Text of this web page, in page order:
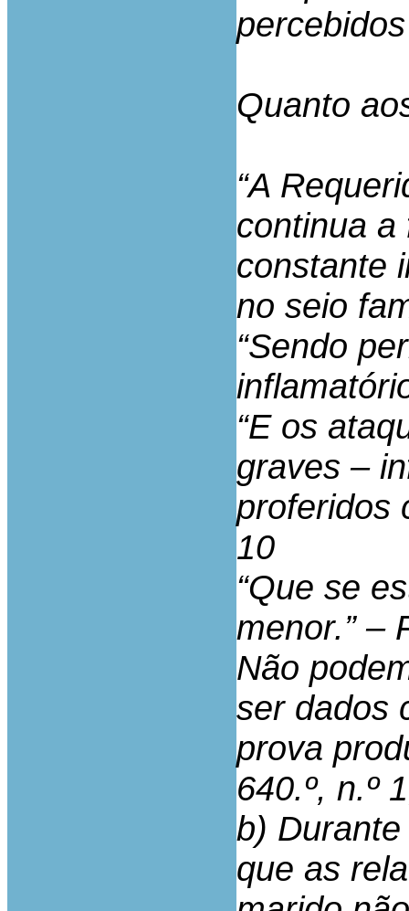
Quanto
“A
continua a
constante
no seio
“Sendo
“E os
graves –
proferidos
10
“Que se
menor.” –
Não
ser dados
prova
640.º, n.º
b)
que as